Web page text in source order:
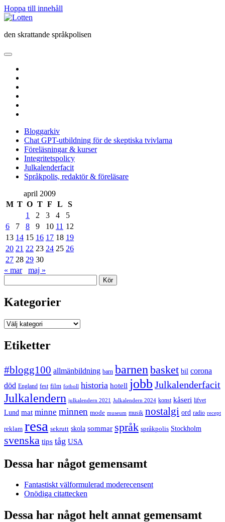
Hoppa till innehåll
Lotten
den skrattande språkpolisen
öppna
meny
Bloggarkiv
Chat GPT-utbildning för de skeptiska tvivlarna
Föreläsningar & kurser
Integritetspolicy
Julkalenderfacit
Språkpolis, redaktör & föreläsare
Sidopanel
april 2009
M T O T F L
S
1
2 3 4
5
6
7 8 9 10 11 12
13 14 15 16 17 18 19
20 21 22 23 24 25 26
27 28 29 30
« mar
maj »
Kategorier
Kategorier
Etiketter
#blogg100 allmänbildning barn barnen basket bil corona
död England fest film fotboll historia hotell jobb Julkalenderfacit
Julkalendern julkalendern 2021 Julkalendern 2024 konst kåseri lifvet
Lund mat minne minnen mode museum musik nostalgi ord radio recept
reklam resa sekrutt skola sommar språk språkpolis Stockholm
svenska tips tåg USA
Dessa har något gemensamt
Fantastiskt välformulerad moderecensent
Onödiga citattecken
Dessa har något helt annat gemensamt